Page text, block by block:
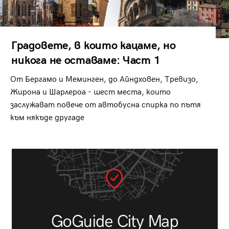
Градовете, в които кацаме, но
никога не оставаме: Част 1
От Бергамо и Меминген, до Айндховен, Тревизо,
Жирона и Шарлероа - шест места, които
заслужават повече от автобусна спирка по пътя
към някъде другаде